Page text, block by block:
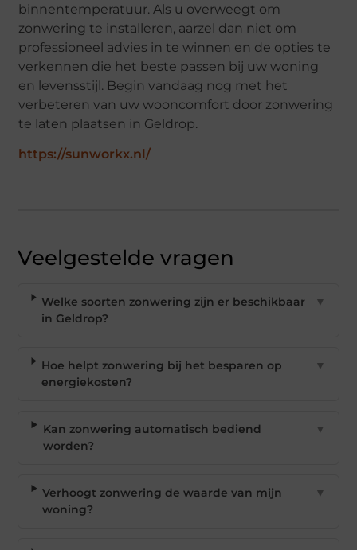
binnentemperatuur. Als u overweegt om
zonwering te installeren, aarzel dan niet om
professioneel advies in te winnen en de opties te
verkennen die het beste passen bij uw woning
en levensstijl. Begin vandaag nog met het
verbeteren van uw wooncomfort door zonwering
te laten plaatsen in Geldrop.
https://sunworkx.nl/
Veelgestelde vragen
Welke soorten zonwering zijn er beschikbaar
in Geldrop?
▼
Hoe helpt zonwering bij het besparen op
energiekosten?
▼
Kan zonwering automatisch bediend
worden?
▼
Verhoogt zonwering de waarde van mijn
woning?
▼